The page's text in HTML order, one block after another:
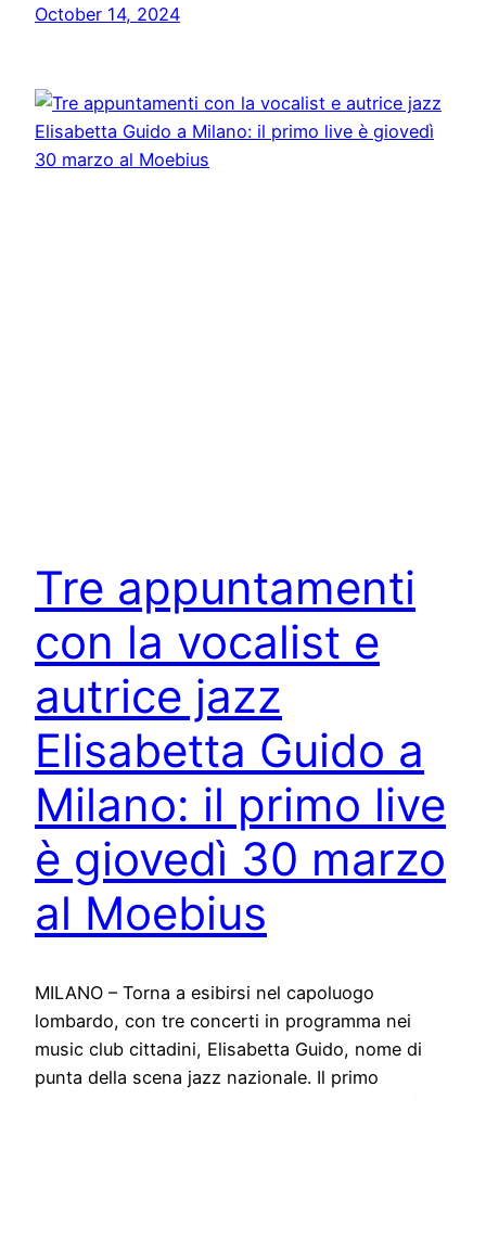
October 14, 2024
Tre appuntamenti
con la vocalist e
autrice jazz
Elisabetta Guido a
Milano: il primo live
è giovedì 30 marzo
al Moebius
MILANO – Torna a esibirsi nel capoluogo
lombardo, con tre concerti in programma nei
music club cittadini, Elisabetta Guido, nome di
punta della scena jazz nazionale. Il primo